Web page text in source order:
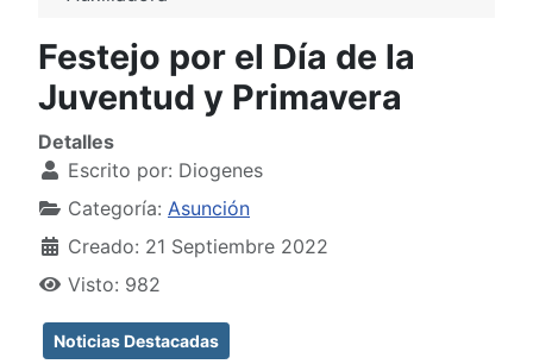
Festejo por el Día de la
Juventud y Primavera
Detalles
Escrito por: Diogenes
Categoría: Asunción
Creado: 21 Septiembre 2022
Visto: 982
Noticias Destacadas